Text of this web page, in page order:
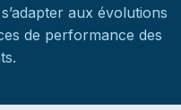
aux évolutions
de performance des